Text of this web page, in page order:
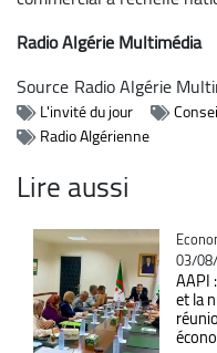
Radio Algérie Multimédia
Source Radio Algérie
L'invité du jour
Radio Algérienne
Lire aussi
03/
AAPI
et la